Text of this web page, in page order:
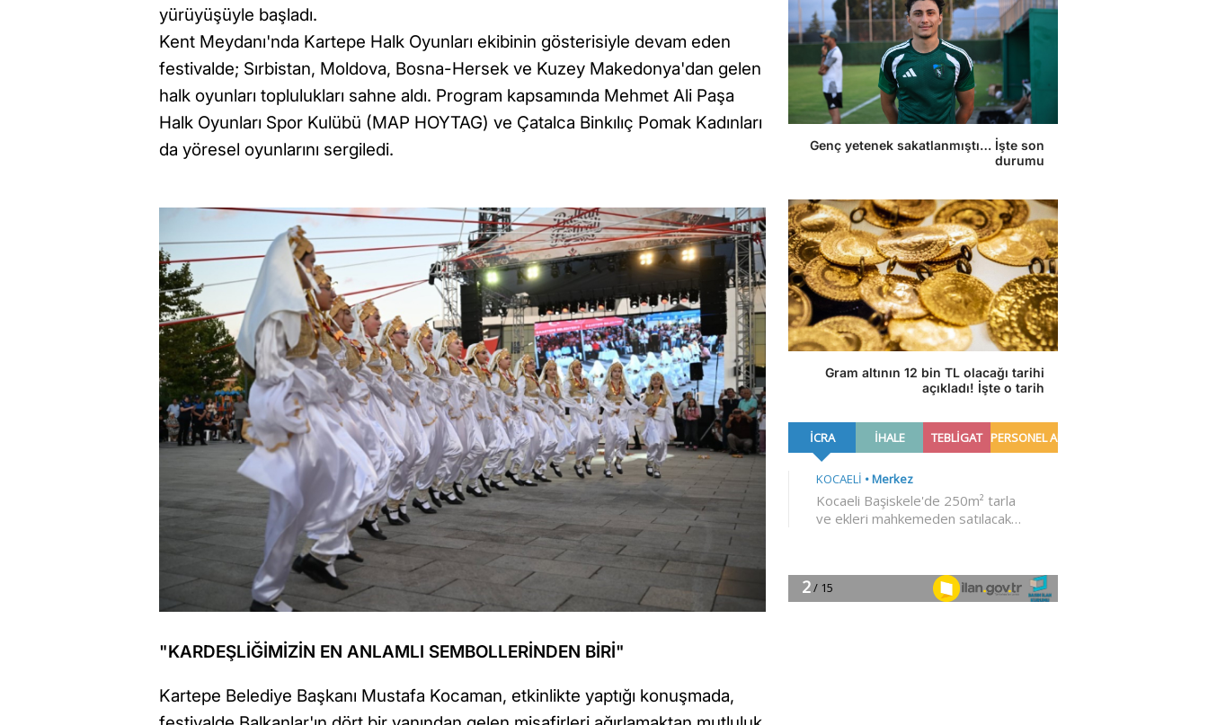
yürüyüşüyle başladı.
Kent Meydanı'nda Kartepe Halk Oyunları ekibinin gösterisiyle devam eden
festivalde; Sırbistan, Moldova, Bosna-Hersek ve Kuzey Makedonya'dan gelen
halk oyunları toplulukları sahne aldı. Program kapsamında Mehmet Ali Paşa
Halk Oyunları Spor Kulübü (MAP HOYTAG) ve Çatalca Binkılıç Pomak Kadınları
da yöresel oyunlarını sergiledi.
"KARDEŞLİĞİMİZİN EN ANLAMLI SEMBOLLERİNDEN BİRİ"
Kartepe Belediye Başkanı Mustafa Kocaman, etkinlikte yaptığı konuşmada,
Genç yetenek sakatlanmıştı… İşte son
durumu
Gram altının 12 bin TL olacağı tarihi
açıkladı! İşte o tarih